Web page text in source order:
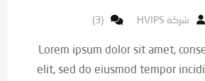
شركة HVIPS (3)
Lorem ipsum dolor sit amet,
elit, sed do eiusmod tempor